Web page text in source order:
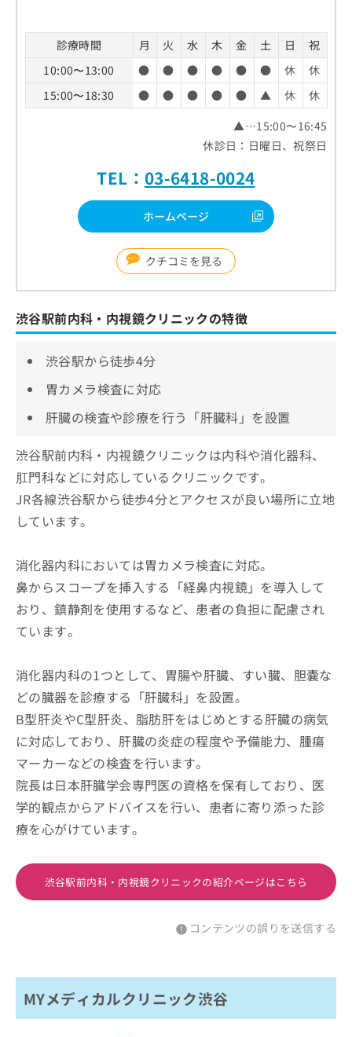
診療時間 月 火 水 木 金 土 日
祝
10:00〜13:00
● ● ● ● ● ● 休
休
15:00〜18:30
● ● ● ● ● ▲ 休
休
▲…15:00〜16:45
休診日：日曜日、祝祭日
TEL： 03-6418-0024
ホームページ
クチコミを見る
渋谷駅前内科・内視鏡クリニックの特徴
渋谷駅から徒歩4分
胃カメラ検査に対応
肝臓の検査や診療を行う「肝臓科」を設置
渋谷駅前内科・内視鏡クリニックは内科や消化器科、
肛門科などに対応しているクリニックです。
JR各線渋谷駅から徒歩4分とアクセスが良い場所に立地
しています。
消化器内科においては胃カメラ検査に対応。
鼻からスコープを挿入する「経鼻内視鏡」を導入して
おり、鎮静剤を使用するなど、患者の負担に配慮され
ています。
消化器内科の1つとして、胃腸や肝臓、すい臓、胆嚢な
どの臓器を診療する「肝臓科」を設置。
B型肝炎やC型肝炎、脂肪肝をはじめとする肝臓の病気
に対応しており、肝臓の炎症の程度や予備能力、腫瘍
マーカーなどの検査を行います。
院長は日本肝臓学会専門医の資格を保有しており、医
学的観点からアドバイスを行い、患者に寄り添った診
療を心がけています。
渋谷駅前内科・内視鏡クリニックの紹介ページはこちら
コンテンツの誤りを送信する
MYメディカルクリニック渋谷